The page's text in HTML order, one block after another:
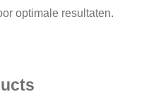
optimale resultaten.